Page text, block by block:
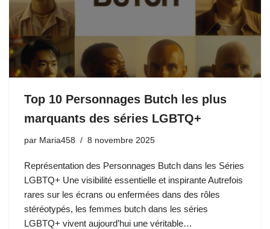
Top 10 Personnages Butch les plus
marquants des séries LGBTQ+
par Maria458 8 novembre 2025
Représentation des Personnages Butch dans les Séries
LGBTQ+ Une visibilité essentielle et inspirante Autrefois
rares sur les écrans ou enfermées dans des rôles
stéréotypés, les femmes butch dans les séries
LGBTQ+ vivent aujourd’hui une véritable…